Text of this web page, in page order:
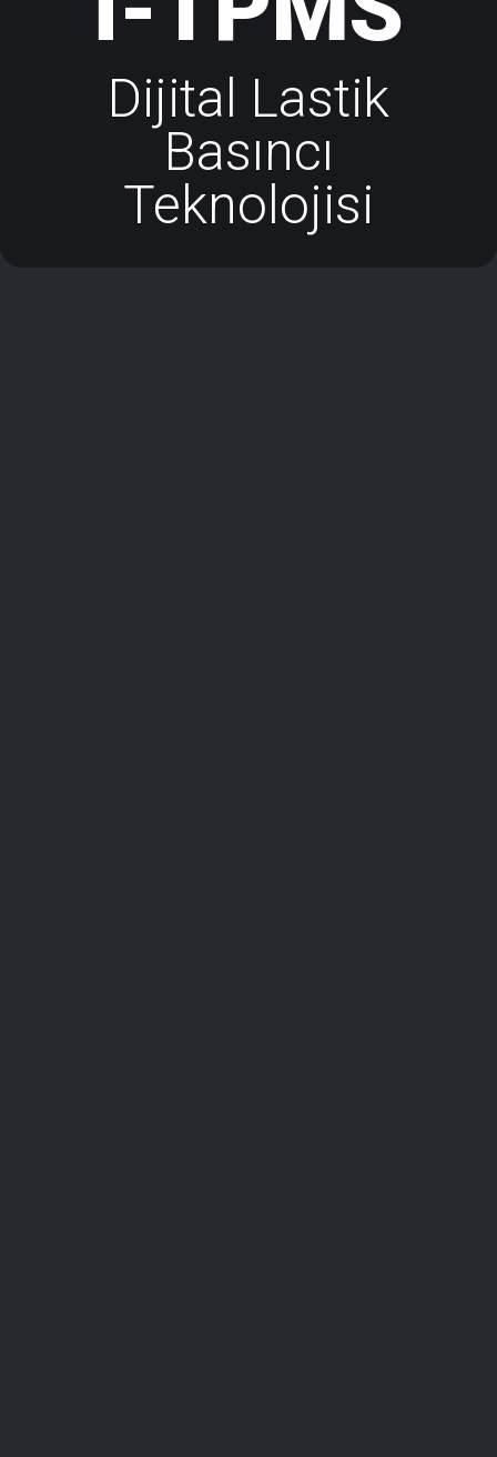
Dijital Lastik
Basıncı
Teknolojisi